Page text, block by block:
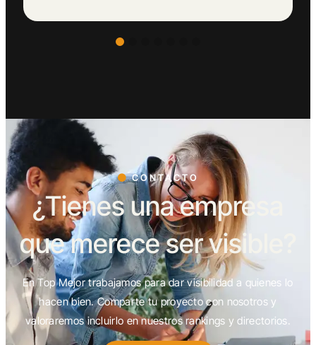
CONTACTO
¿Tienes una empresa
que merece ser visible?
En Top Mejor trabajamos para dar visibilidad a quienes lo
hacen bien. Comparte tu proyecto con nosotros y
valoraremos incluirlo en nuestros rankings y directorios.